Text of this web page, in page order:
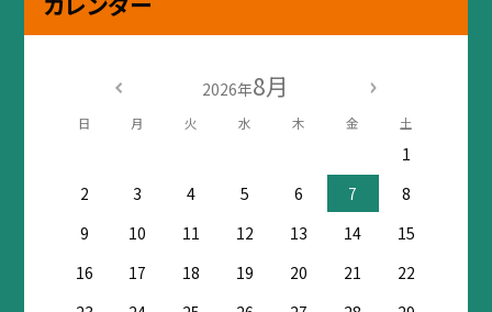
2026年8月
日 月 火 水 木 金 土
1
2
3 4 5 6 7
8
9
10 11 12 13 14
15
16
17 18 19 20 21
22